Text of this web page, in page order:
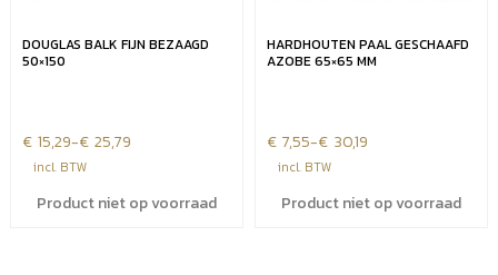
DOUGLAS BALK FIJN BEZAAGD
50×150
€ 15,29-€ 25,79
Prijsklasse:
€15,29
€25,79
incl. BTW
Product niet op voorraad
HARDHOUTEN PAAL GESCHAAFD
AZOBE 65×65 MM
€ 7,55-€ 30,19
Prijsklasse:
€7,55
€30,19
incl. BTW
Product niet op voorraad